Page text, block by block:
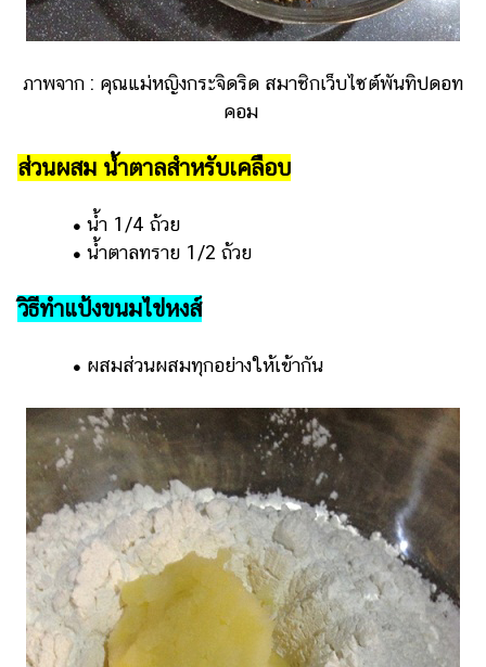
ภาพจาก : คุณแม่หญิงกระจิดริด สมาชิกเว็บไซต์พันทิปดอท
คอม
ส่วนผสม น้ำตาลสำหรับเคลือบ
• น้ำ 1/4 ถ้วย
• น้ำตาลทราย 1/2 ถ้วย
วิธีทำแป้งขนมไข่หงส์
• ผสมส่วนผสมทุกอย่างให้เข้ากัน